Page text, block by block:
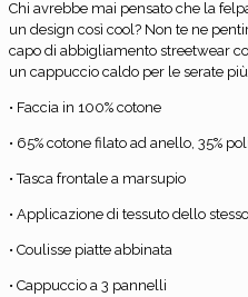
Chi avrebbe mai pensato che la
un design così cool? Non te ne
capo di abbigliamento streetwear
un cappuccio caldo per le serate
• Faccia in 100% cotone
• 65% cotone filato ad anello, 35%
• Tasca frontale a marsupio
• Applicazione di tessuto dello
• Coulisse piatte abbinata
• Cappuccio a 3 pannelli